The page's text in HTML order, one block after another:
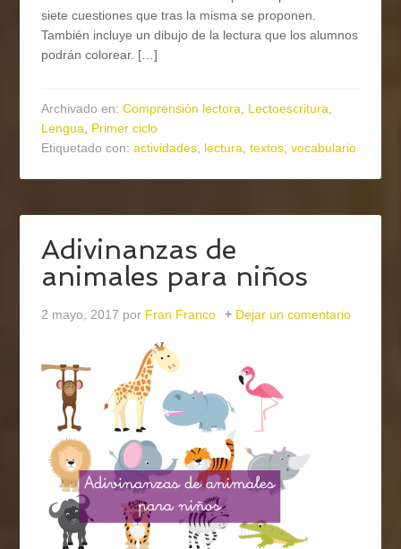
siete cuestiones que tras la misma se proponen.
También incluye un dibujo de la lectura que los alumnos
podrán colorear. […]
Archivado en:Comprensión lectora, Lectoescritura,
Lengua, Primer ciclo
Etiquetado con:actividades, lectura,textos,vocabulario
Adivinanzas de
animales para niños
2 mayo, 2017 por Fran Franco Dejar un comentario